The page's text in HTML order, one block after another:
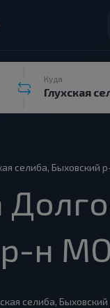
Куда
селиба,
н
селиба,